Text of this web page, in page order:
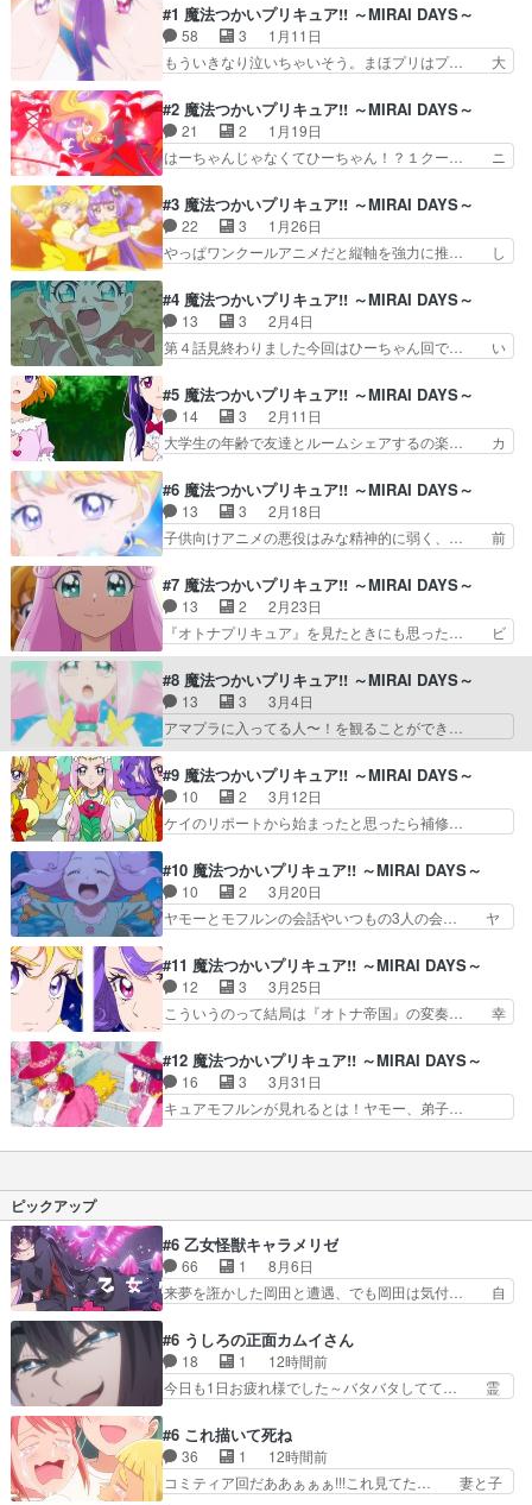
ゃんの将来の夢が取材関係だったこと… 魔法界に
現れたクロノウストかつて敵だった… ポラ公は補
習組の中でもエミリー推しですよ… 壮太やさらだ
けでなく、津成木町の住人たち… 補習メイトの3
人登場。スパルダとガメッツ… 野口さら役で出演
しています懐かしい人達に…
#1 魔法つかいプリキュア!! ～MIRAI DAYS～
58 3
1月11日
もういきなり泣いちゃいそう。まほプリはプ… 大
の目標は「キュアミラクルになること」… いや
ー、懐かしい……。成長した二人が見れ… あの頃
の続きをしっかりやりながらも、みら… みらいは
大学生、リコは魔法学校の先生に。… いやぁ、な
ってきた！いやぁ、めっちゃ嬉… 日朝の方)見て
ないから何も分からんかった… 訳わらんデカいク
マ、今期のアニメの敵キャ…
#2 魔法つかいプリキュア!! ～MIRAI DAYS～
21 2
1月19日
はーちゃんじゃなくてひーちゃん！？１クー… ニ
ぶりに見ると、今作も、いわゆるハリポ… 久し振
りに魔法界に赴き新たな敵アイルにつ… 2017年
からそのまま続編を作ったような… １期を見てい
ないのでこれまでの経緯はわか… ①はーちゃんそ
思った視聴者9割以上説。… 前作未視聴なのにノ
ーストレスの面白さ真夜… はーちゃんじゃなくて
ララじゃね？これ深夜…
#3 魔法つかいプリキュア!! ～MIRAI DAYS～
22 3
1月26日
やっぱワンクールアニメだと縦軸を強力に推… し
いがカーテンを閉められない理由を知っ… 今回復
活したのは、みらいちゃんの家族と新… みらいち
ゃんの月々のスマホ料金が倍増して… ①出ました
～プリキュア名物！②状況的にひ… ソルシエール
ってるな。この敵さん予習完… 昔のはーちゃんの
様に急速に成長するひーち… ・特定の相手の未来
を見通す・相手の次の攻…
#4 魔法つかいプリキュア!! ～MIRAI DAYS～
13 3
2月4日
第４話見終わりました今回はひーちゃん回で… い
comment，不過照揾D野講下咁啦。ひ… ちょいち
ょい作画良いところあるんだが・・… かなとまゆ
みのやり取りは前作からのお約束… 面白いと思え
るところが面白くなるだろうか… 「リコの方がネ
後に左手になる。リコ… ひーちゃんはパンケーキ
wアイルの言う通り… 〝みらリコ〝が子供の扱い
方で頭を悩ませる…
#5 魔法つかいプリキュア!! ～MIRAI DAYS～
14 3
2月11日
大学生の年齢で友達とルームシェアするの楽… カ
TVerでキミプリ・ガキ使（板尾の嫁）… それに
してもこのモフルン、ノリノリである… まあ大学
生にぬいぐるみはたしかに。ガスの… キュアップ
ラパパと変身途中で解除されるの… 子ども向けで
く様にそれがアイルの時間を… 遂にオトナ〝みら
リコ〝の同棲をやっちゃう… 「いやだ、私も住
む！」、利かん坊な朝日奈…
#6 魔法つかいプリキュア!! ～MIRAI DAYS～
13 3
2月18日
子供向けアニメの悪役はみな精神的に弱く、… 前
今シリーズ初めてサファイアスタイル… 1年4ク
ールかける作品を、1クールでやろ… 最終回で魔
法学校の生徒になってたバッティ… 今集起初みら
い佢地想改變未來，所以就留低… サファイアが一
予見した未来を避ける為に… 「未来は変えられな
い」そう言ったアイルの… サファイアスタイルを
避けて予知夢回避をア…
#7 魔法つかいプリキュア!! ～MIRAI DAYS～
13 2
2月23日
『オトナプリキュア』を見たときにも思った… ビ
ジネススーツ形状で幸せな過去に留まる事… 主題
係愈嚟愈清晰，但佢嘅處理很唔上佢想做… 本の前
後と上下が逆の状態で受け取るみらい… バッティ
があれだけで終わらなくて何より。… 2025年1月
より絶賛OA中！」OA時ま… はーちゃんが戻って
ちゃん→INで、… バッティさんも台詞が増えてチ
クルンも参戦… 姿を露わにした刻の魔獣クロノウ
ストその力…
#8 魔法つかいプリキュア!! ～MIRAI DAYS～
13 3
3月4日
アマプラに入ってる人〜！を観ることができ…
far係睇得最開心嘅一集。はーちゃん同ひ… 銭湯
の桶や蛇口よりも、電子レンジでお湯を… みんな
でカップ麺すすってるの女子大生の限… ナシマホ
ウ界物価高いのシビアwwもうフェ… スマホを持
つ手が左手になる。変身後ミラク… 銭湯シーンを
リーチェ復活…！3人での生… それは思い出に浸
る場所ではなく、未来へと… え、はーちゃんひー
ちゃん融合？先週のはひ…
#9 魔法つかいプリキュア!! ～MIRAI DAYS～
10 2
3月12日
ケイのリポートから始まったと思ったら補修…
習メイトが揃って登場するのを待っていた… 回想
ケイの左手親指が前後逆。3分スパルダ… ケイち
ゃんの将来の夢が取材関係だったこと… 魔法界に
現れたクロノウストかつて敵だった… ポラ公は補
けでなく、津成木町の住人たち… 補習メイトの3
人登場。スパルダとガメッツ… 野口さら役で出演
しています懐かしい人達に…
#10 魔法つかいプリキュア!! ～MIRAI DAYS～
10 2
3月20日
ヤモーとモフルンの会話やいつもの3人の会… ヤ
但令人滿意嘅互動其實講到底まほプリ嘅… まさか
ヤモーと自分とで「アジト」が解釈一… マホウ界
が全滅してナシマホウ界にも危機が… 増殖したク
ロノウストの影に突如として襲撃… 本編時よりヤ
フルンの屋根上シーン好きヤ… はーちゃん、身長
伸ばせるんだ。ヤモーとモ… しかし、ヤモーのあ
の行動はどういう意味が…
#11 魔法つかいプリキュア!! ～MIRAI DAYS～
12 3
3月25日
こういうのって結局は『オトナ帝国』の変奏… 幸
作画めちゃくちゃかっこよすぎだろ。て… 最終回
は後日談との予想もしてたが違ったな… Aパート
は作画的にえらいもん観たわ…とい… プリキュ
ア・エクストリーム・レインボーの… 軽々と期待
#12 魔法つかいプリキュア!! ～MIRAI DAYS～
16 3
3月31日
キュアモフルンが見れるとは！ヤモー、弟子…
の完璧なハッピーエン… 楽しかったあの頃以上の
をまた見れるとは… ついに最終回視聴しました...
をやりま… 後半から尻上がり的に“まほプリらし
さ”を… キュアモフルンお前も出るんか！話は正
直何… キュアモフルンは劇場版未視聴だとあまり
に…
ピックアップ
#6 乙女怪獣キャラメリゼ
66 1
8月6日
来夢を誑かした岡田と遭遇、でも岡田は気付… 自
なからのメイク道具が、らいりーさんを… らいり
ーの影響で理想に向けて努力する黒絵… コングと
ゴ〇ラの怪獣大決戦!?w黒絵の友… らいりーが己
のルッキズムと相対する話とし… らいりーさんが
の小河内ダムに来た黒絵た… ライリーが好きだっ
たクズ男ハルゴンが懲ら… メイクでちょっと勇気
出てる黒絵ちゃん可愛…
#6 うしろの正面カムイさん
18 1
12時間前
今日も1日お疲れ様でした～バタバタしてて… 霊
で6人は流石絶倫カムイ婆もしっかり抱… 今回は
交通悪霊の除霊ツアー。Aパはいつも… 前半の霊
カモみたいになってるよねwジェッ… 今回はいつ
もと違って霊が大人しいなと思っ… 最後にカムイ
#6 これ描いて死ね
36 1
12時間前
コミティア回だああぁぁぁ!!!これ見てた… 妻と子